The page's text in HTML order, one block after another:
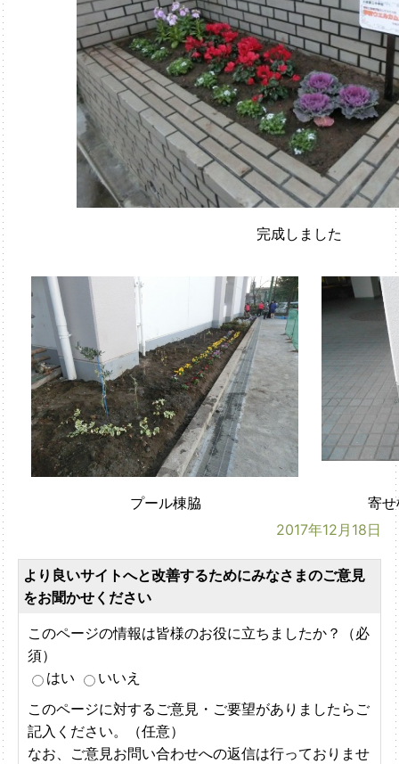
完成しました
プール棟脇
寄
2017年12月18日
より良いサイトへと改善するためにみなさまのご意見
をお聞かせください
このページの情報は皆様のお役に立ちましたか？（必
須）
はい
いいえ
このページに対するご意見・ご要望がありましたらご
記入ください。（任意）
なお、ご意見お問い合わせへの返信は行っておりませ